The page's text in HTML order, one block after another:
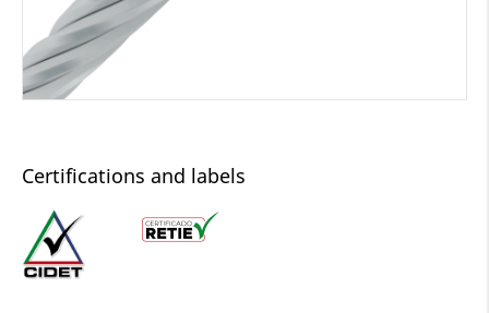
Certifications and labels